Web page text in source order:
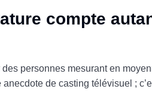
compte
personnes mesurant en
de casting télévisuel ;